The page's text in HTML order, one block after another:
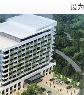
设